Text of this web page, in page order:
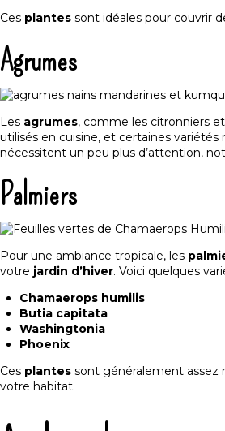
Ces plantes sont idéales pour couvrir
Agrumes
Les agrumes, comme les citronniers
utilisés en cuisine, et certaines
nécessitent un peu plus d’attention,
Palmiers
Pour une ambiance tropicale, les
votre jardin d’hiver. Voici quelques
Chamaerops humilis
Butia capitata
Washingtonia
Phoenix
Ces plantes sont généralement assez
votre habitat.